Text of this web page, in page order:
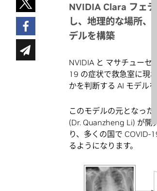
NVIDIA Clara フェ
し、地理的な場所、
デルを構築
NVIDIA と マサチューセ
19 の症状で救急室に現
かを判断する AI モデル
このモデルの元となっ
(Dr. Quanzheng Li) が開
り、多くの国で COVID-
るようになります。